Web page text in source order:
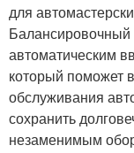
для
Балансировочный
автоматическим
который поможет
обслуживания
сохранить
незаменимым